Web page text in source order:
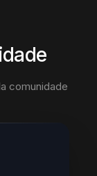
comunidade